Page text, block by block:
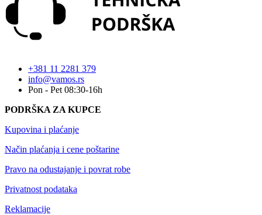
+381 11 2281 379
info@vamos.rs
Pon - Pet 08:30-16h
PODRŠKA ZA KUPCE
Kupovina i plaćanje
Način plaćanja i cene poštarine
Pravo na odustajanje i povrat robe
Privatnost podataka
Reklamacije